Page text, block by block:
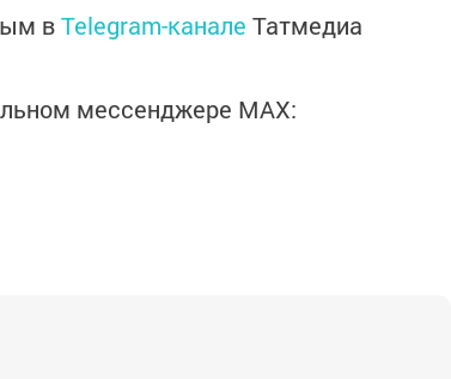
вTelegram-канале Татмедиа
мессенджере MАХ: